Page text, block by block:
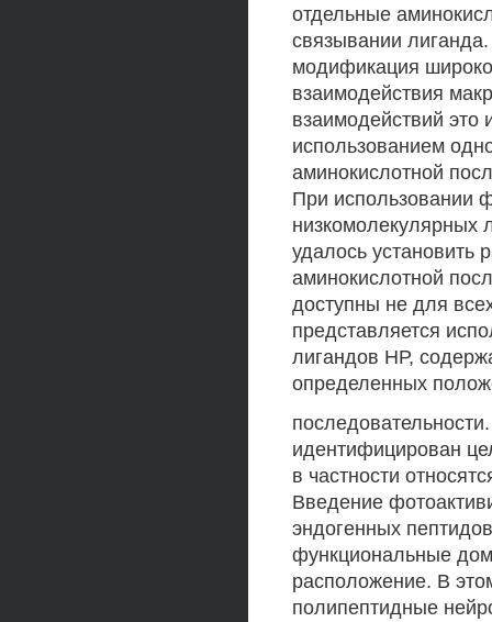
отдельные
связывании
модификация
взаимодействия
взаимодействий это
использованием
аминокислотной
При использовании
низкомолекулярных
удалось
аминокислотной
доступны не для
представляется
лигандов НР,
определенных
идентифицирован
в частности
Введение
эндогенных
функциональные
расположение. В
полипептидные